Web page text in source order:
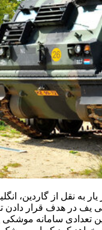
به نقل از گاردین،
یف در هدف قرار دادن